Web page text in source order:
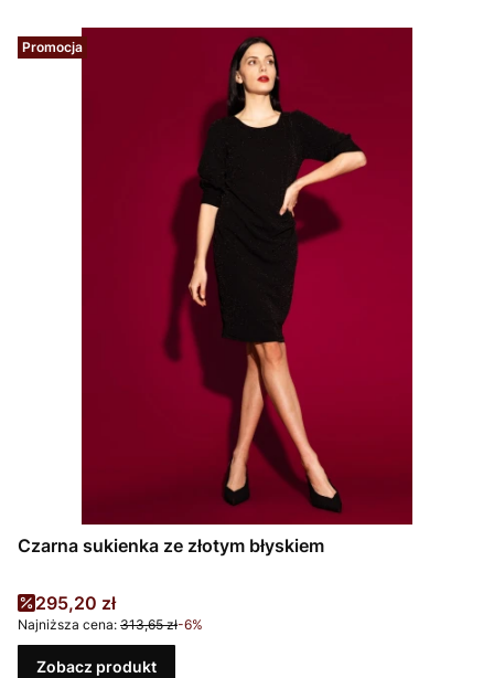
Promocja
Czarna sukienka ze złotym błyskiem
Cena promocyjna
295,20 zł
Najniższa cena: 313,65 zł-6%
Zobacz produkt